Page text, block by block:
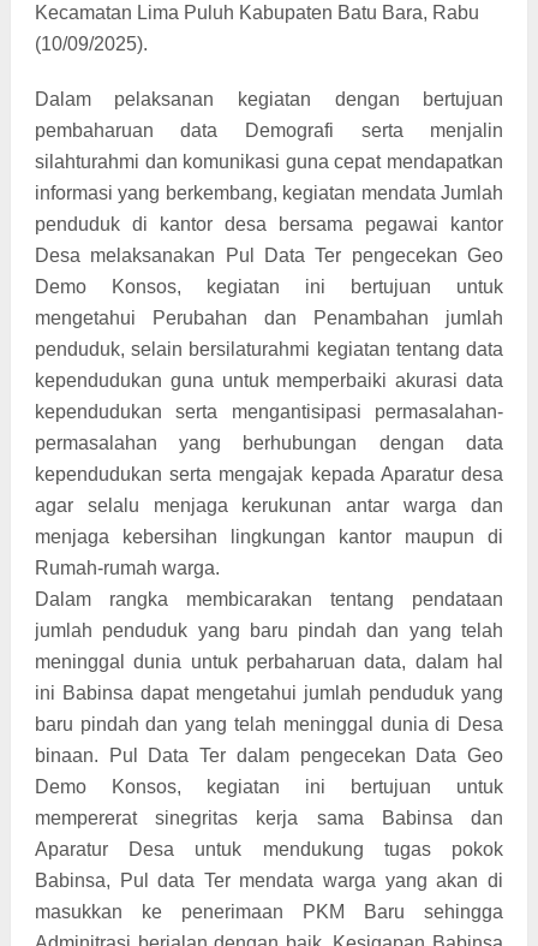
Kecamatan Lima Puluh Kabupaten Batu Bara, Rabu
(10/09/2025).
Dalam pelaksanan kegiatan dengan bertujuan
pembaharuan data Demografi serta menjalin
silahturahmi dan komunikasi guna cepat mendapatkan
informasi yang berkembang, kegiatan mendata Jumlah
penduduk di kantor desa bersama pegawai kantor
Desa melaksanakan Pul Data Ter pengecekan Geo
Demo Konsos, kegiatan ini bertujuan untuk
mengetahui Perubahan dan Penambahan jumlah
penduduk, selain bersilaturahmi kegiatan tentang data
kependudukan guna untuk memperbaiki akurasi data
kependudukan serta mengantisipasi permasalahan-
permasalahan yang berhubungan dengan data
kependudukan serta mengajak kepada Aparatur desa
agar selalu menjaga kerukunan antar warga dan
menjaga kebersihan lingkungan kantor maupun di
Rumah-rumah warga.
Dalam rangka membicarakan tentang pendataan
jumlah penduduk yang baru pindah dan yang telah
meninggal dunia untuk perbaharuan data, dalam hal
ini Babinsa dapat mengetahui jumlah penduduk yang
baru pindah dan yang telah meninggal dunia di Desa
binaan. Pul Data Ter dalam pengecekan Data Geo
Demo Konsos, kegiatan ini bertujuan untuk
mempererat sinegritas kerja sama Babinsa dan
Aparatur Desa untuk mendukung tugas pokok
Babinsa, Pul data Ter mendata warga yang akan di
masukkan ke penerimaan PKM Baru sehingga